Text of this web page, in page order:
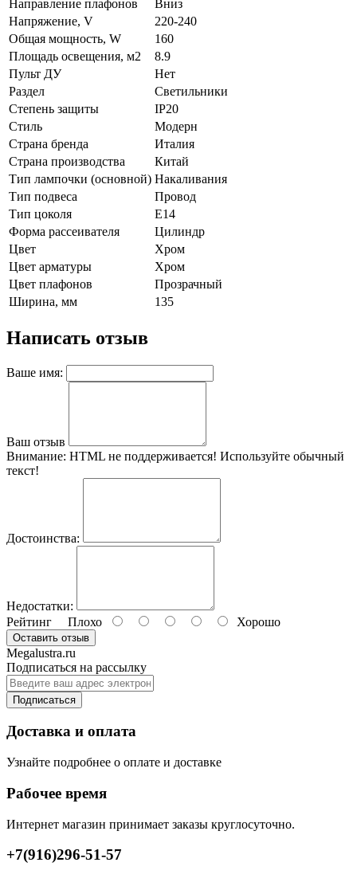
Направление плафонов
Вниз
Напряжение, V
220-240
Общая мощность, W
160
Площадь освещения, м2
8.9
Пульт ДУ
Нет
Раздел
Светильники
Степень защиты
IP20
Стиль
Модерн
Страна бренда
Италия
Страна производства
Китай
Тип лампочки (основной) Накаливания
Тип подвеса
Провод
Тип цоколя
E14
Форма рассеивателя
Цилиндр
Цвет
Хром
Цвет арматуры
Хром
Цвет плафонов
Прозрачный
Ширина, мм
135
Написать отзыв
Ваше имя:
Ваш отзыв
Внимание: HTML не поддерживается! Используйте обычный
текст!
Достоинства:
Недостатки:
Рейтинг Плохо Хорошо
Оставить отзыв
Megalustra.ru
Подписаться на рассылку
Подписаться
Доставка и оплата
Узнайте подробнее о оплате и доставке
Рабочее время
Интернет магазин принимает заказы круглосуточно.
+7(916)296-51-57